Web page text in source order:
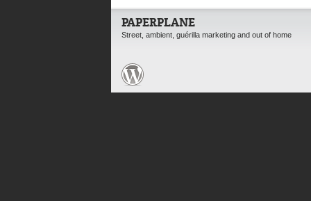
PAPERPLANE
Street, ambient, guérilla marketing and out of home